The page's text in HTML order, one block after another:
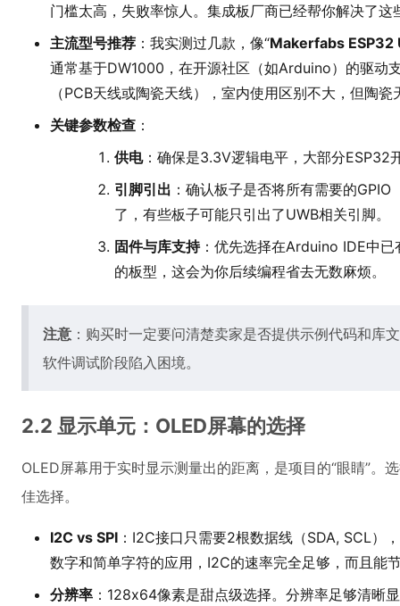
门槛太高，失败率惊人。集成板厂商已经帮你解决了这
主流型号推荐 ：我实测过几款，像“Makerfabs ESP32
通常基于DW1000，在开源社区（如Arduino）的驱动
（PCB天线或陶瓷天线），室内使用区别不大，但陶
关键参数检查 ：
供电：确保是3.3V逻辑电平，大部分ESP32
引脚引出 ：确认板子是否将所有需要的
了，有些板子可能只引出了UWB相关引脚。
固件与库支持：优先选择在Arduino IDE中已
的板型，这会为你后续编程省去无数麻烦。
注意 ：购买时一定要问清楚卖家是否提供示例代码和库
软件调试阶段陷入困境。
2.2 显示单元：OLED屏幕的选择
OLED屏幕用于实时显示测量出的距离，是项目的“眼睛”。
佳选择。
I2C vs SPI ：I2C接口只需要2根数据线（SDA, SCL）
数字和简单字符的应用，I2C的速率完全足够，而且能
分辨率 ：128x64像素是甜点级选择。分辨率足够清晰